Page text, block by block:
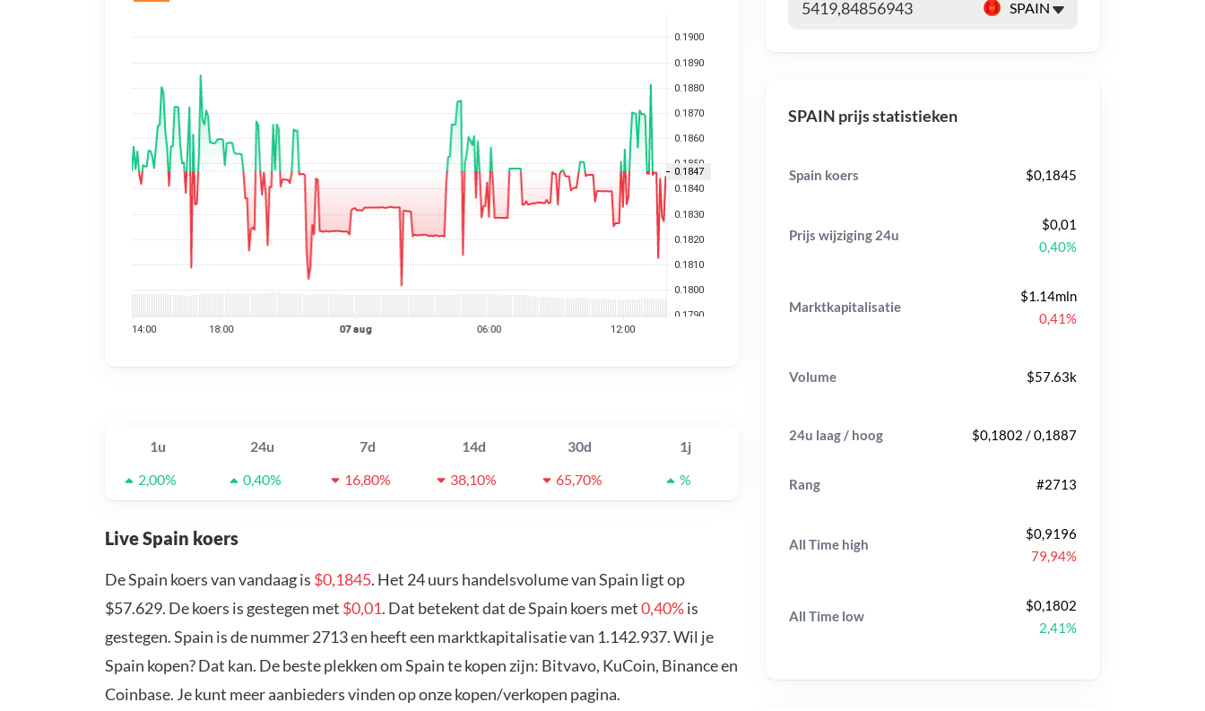
1u 24u 7d 14d 30d
1j
2,00%
0,40% 16,80% 38,10% 65,70% %
Live Spain koers
De Spain koers van vandaag is $0,1845. Het 24 uurs handelsvolume van Spain ligt op
$57.629. De koers is gestegen met $0,01. Dat betekent dat de Spain koers met0,40%is
gestegen. Spain is de nummer 2713 en heeft een marktkapitalisatie van 1.142.937. Wil je
Spain kopen? Dat kan. De beste plekken om Spain te kopen zijn: Bitvavo, KuCoin, Binance en
Coinbase. Je kunt meer aanbieders vinden op onze kopen/verkopen pagina.
SPAIN prijs statistieken
Spain koers $0,1845
Prijs wijziging 24u
$0,01
0,40%
Marktkapitalisatie
$1.14mln
0,41%
Volume $57.63k
24u laag / hoog $0,1802 / 0,1887
Rang #2713
All Time high
$0,9196
79,94%
All Time low
$0,1802
2,41%